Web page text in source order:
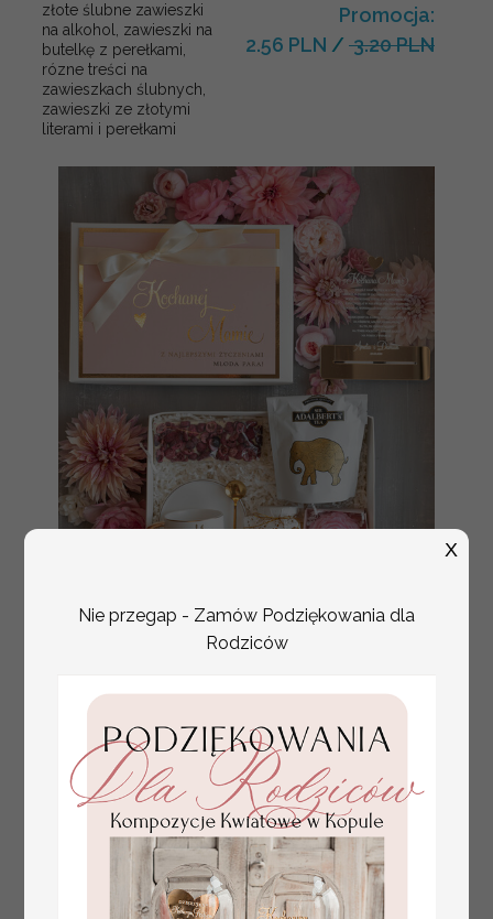
złote ślubne zawieszki
na alkohol, zawieszki na
butelkę z perełkami,
rózne treści na
zawieszkach ślubnych,
zawieszki ze złotymi
literami i perełkami
Promocja:
2.56 PLN / 3.20 PLN
Fajne pomysły na prezent dla
zestawy prezentowe dla Mamy
Nie przegap - Zamów Podziękowania dla
Rodziców
X